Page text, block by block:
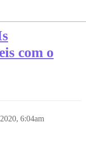
com o
6:04am